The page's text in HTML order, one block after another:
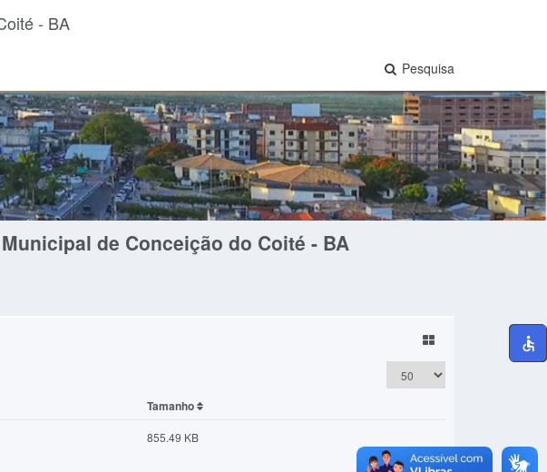
- BA
Pesquisa
de Conceição do Coité - BA
Tamanho
855.49 KB